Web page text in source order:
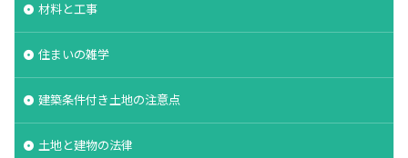
材料と工事
住まいの雑学
建築条件付き土地の注意点
土地と建物の法律